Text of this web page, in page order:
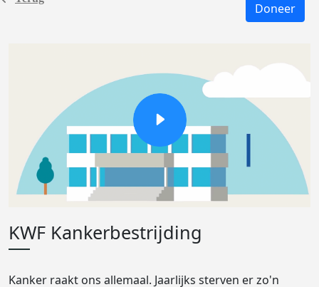
Doneer
KWF Kankerbestrijding
Kanker raakt ons allemaal. Jaarlijks sterven er zo'n